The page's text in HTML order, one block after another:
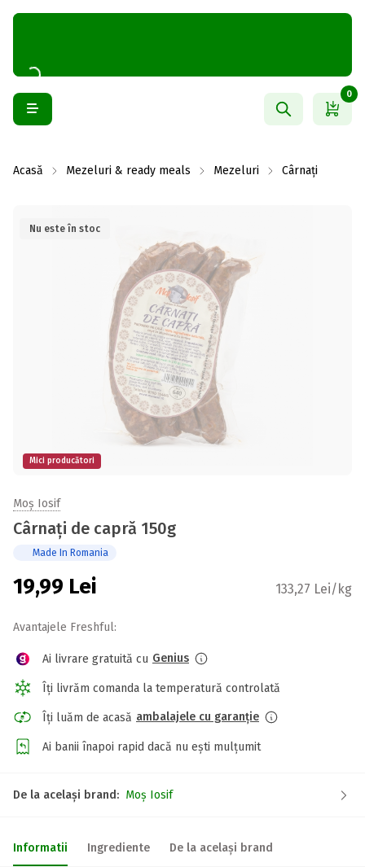
0
Acasă Mezeluri & ready meals Mezeluri Cârnați
Nu este în stoc
Mici producători
Moș Iosif
Cârnați de capră 150g
Made In Romania
19,99 Lei 133,27 Lei/kg
Avantajele Freshful:
Ai livrare gratuită cu Genius
Îți livrăm comanda la temperatură controlată
Îți luăm de acasă ambalajele cu garanție
Ai banii înapoi rapid dacă nu ești mulțumit
De la același brand: Moș Iosif
Informatii Ingrediente De la același brand